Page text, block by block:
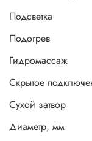
Подсветка
Подогрев
Гидромассаж
Скрытое
Сухой затвор
Диаметр, мм